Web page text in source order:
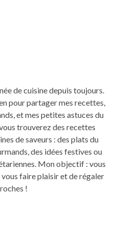
de cuisine depuis toujours.
pour partager mes recettes,
et mes petites astuces du
trouverez des recettes
de saveurs : des plats du
des idées festives ou
Mon objectif : vous
faire plaisir et de régaler
!